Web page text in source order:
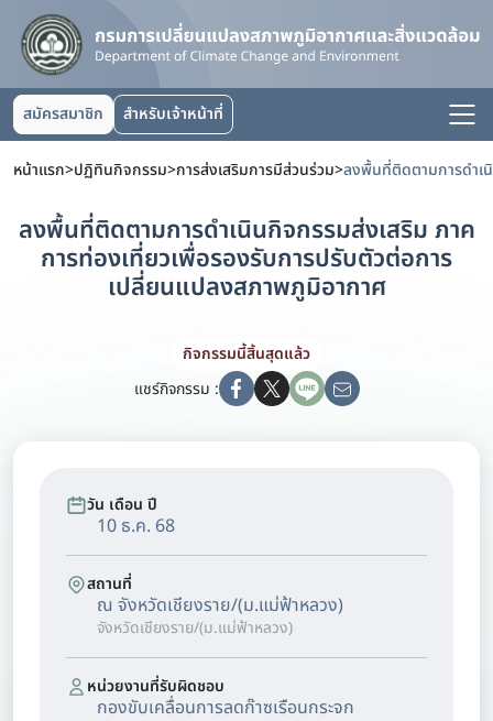
สมัครสมาชิก สำหรับเจ้าหน้าที่
หน้าแรก>ปฏิทินกิจกรรม>การส่งเสริมการมีส่วนร่วม>
ลงพื้นที่ติดตามการดำเนินกิจกรรมส่งเสริม ภาค
การท่องเที่ยวเพื่อรองรับการปรับตัวต่อการ
เปลี่ยนแปลงสภาพภูมิอากาศ
กิจกรรมนี้สิ้นสุดแล้ว
แชร์กิจกรรม :
วัน เดือน ปี
10 ธ.ค. 68
สถานที่
ณ จังหวัดเชียงราย/(ม.แม่ฟ้าหลวง)
จังหวัดเชียงราย/(ม.แม่ฟ้าหลวง)
หน่วยงานที่รับผิดชอบ
กองขับเคลื่อนการลดก๊าซเรือนกระจก